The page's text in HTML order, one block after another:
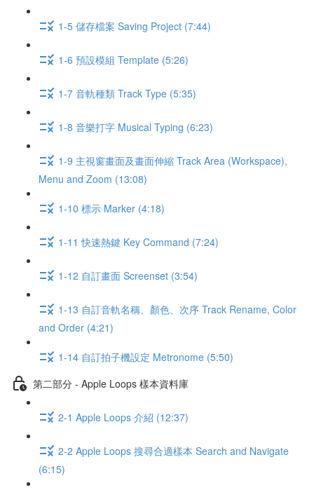
1-5 儲存檔案 Saving Project (7:44)
1-6 預設模組 Template (5:26)
1-7 音軌種類 Track Type (5:35)
1-8 音樂打字 Musical Typing (6:23)
1-9 主視窗畫面及畫面伸縮 Track Area (Workspace),
Menu and Zoom (13:08)
1-10 標示 Marker (4:18)
1-11 快速熱鍵 Key Command (7:24)
1-12 自訂畫面 Screenset (3:54)
1-13 自訂音軌名稱、顏色、次序 Track Rename, Color
and Order (4:21)
1-14 自訂拍子機設定 Metronome (5:50)
第二部分 - Apple Loops 樣本資料庫
2-1 Apple Loops 介紹 (12:37)
2-2 Apple Loops 搜尋合適樣本 Search and Navigate
(6:15)